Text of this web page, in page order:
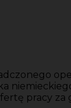
pracy za